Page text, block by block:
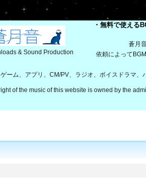
& Sound Production
・無料で使える
蒼月
依頼によって
ゲーム、アプリ、CM/PV、ラジオ、ボイスドラマ
of the music of this website is owned by the